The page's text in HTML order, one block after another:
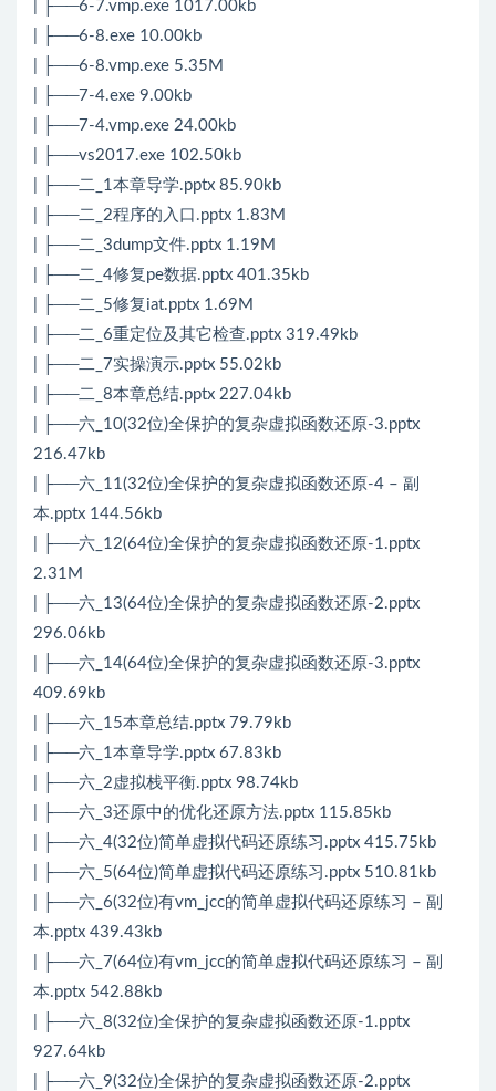
| ├──6-7.vmp.exe 1017.00kb
| ├──6-8.exe 10.00kb
| ├──6-8.vmp.exe 5.35M
| ├──7-4.exe 9.00kb
| ├──7-4.vmp.exe 24.00kb
| ├──vs2017.exe 102.50kb
| ├──二_1本章导学.pptx 85.90kb
| ├──二_2程序的入口.pptx 1.83M
| ├──二_3dump文件.pptx 1.19M
| ├──二_4修复pe数据.pptx 401.35kb
| ├──二_5修复iat.pptx 1.69M
| ├──二_6重定位及其它检查.pptx 319.49kb
| ├──二_7实操演示.pptx 55.02kb
| ├──二_8本章总结.pptx 227.04kb
| ├──六_10(32位)全保护的复杂虚拟函数还原-3.pptx
216.47kb
| ├──六_11(32位)全保护的复杂虚拟函数还原-4 – 副
本.pptx 144.56kb
| ├──六_12(64位)全保护的复杂虚拟函数还原-1.pptx
2.31M
| ├──六_13(64位)全保护的复杂虚拟函数还原-2.pptx
296.06kb
| ├──六_14(64位)全保护的复杂虚拟函数还原-3.pptx
409.69kb
| ├──六_15本章总结.pptx 79.79kb
| ├──六_1本章导学.pptx 67.83kb
| ├──六_2虚拟栈平衡.pptx 98.74kb
| ├──六_3还原中的优化还原方法.pptx 115.85kb
| ├──六_4(32位)简单虚拟代码还原练习.pptx 415.75kb
| ├──六_5(64位)简单虚拟代码还原练习.pptx 510.81kb
| ├──六_6(32位)有vm_jcc的简单虚拟代码还原练习 – 副
本.pptx 439.43kb
| ├──六_7(64位)有vm_jcc的简单虚拟代码还原练习 – 副
本.pptx 542.88kb
| ├──六_8(32位)全保护的复杂虚拟函数还原-1.pptx
927.64kb
| ├──六_9(32位)全保护的复杂虚拟函数还原-2.pptx